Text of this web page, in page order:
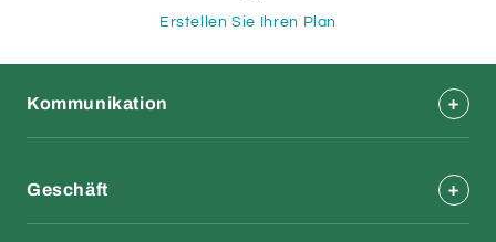
Erstellen Sie Ihren Plan
Kommunikation
Geschäft